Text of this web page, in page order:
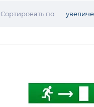
Сортировать по: